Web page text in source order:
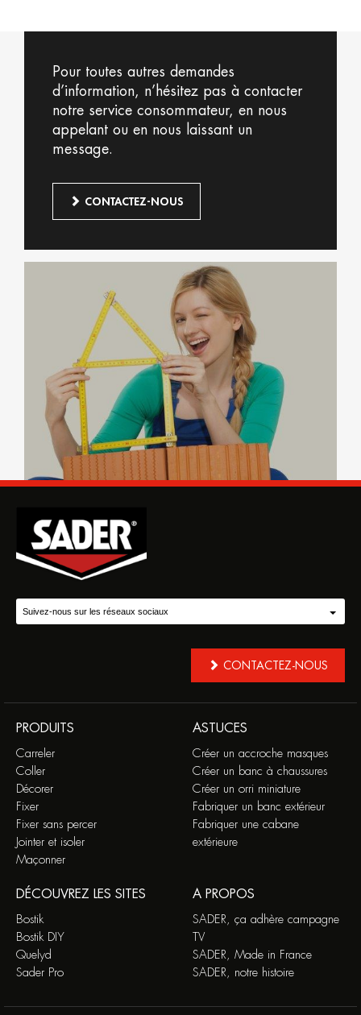
Pour toutes autres demandes
d’information, n’hésitez pas à contacter
notre service consommateur, en nous
appelant ou en nous laissant un
message.
CONTACTEZ-NOUS
Suivez-nous sur les réseaux sociaux
CONTACTEZ-NOUS
PRODUITS
Carreler
Coller
Décorer
Fixer
Fixer sans percer
Jointer et isoler
Maçonner
ASTUCES
Créer un accroche masques
Créer un banc à chaussures
Créer un orri miniature
Fabriquer un banc extérieur
Fabriquer une cabane
extérieure
DÉCOUVREZ LES SITES
Bostik
Bostik DIY
Quelyd
Sader Pro
A PROPOS
SADER, ça adhère campagne
TV
SADER, Made in France
SADER, notre histoire